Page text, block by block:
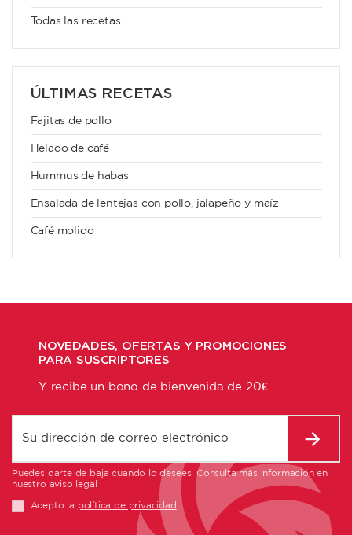
Todas las recetas
ÚLTIMAS RECETAS
Fajitas de pollo
Helado de café
Hummus de habas
Ensalada de lentejas con pollo, jalapeño y maíz
Café molido
NOVEDADES, OFERTAS Y PROMOCIONES
PARA SUSCRIPTORES
Y recibe un bono de bienvenida de 20€.
Puedes darte de baja cuando lo desees. Consulta más información en
nuestro aviso legal
Acepto la política de privacidad